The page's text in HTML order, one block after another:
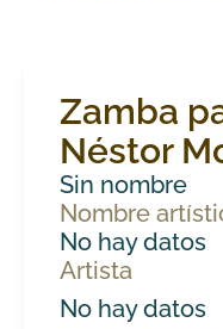
Zamba
Néstor
Sin nombre
Nombre
No hay datos
Artista
No hay datos